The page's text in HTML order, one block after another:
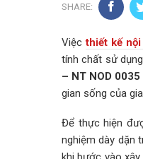
SHARE:
Việcthiết kế
tính chất sử
– NT NOD 0035
gian sống của
Để thực hiện
nghiệm dày dặn